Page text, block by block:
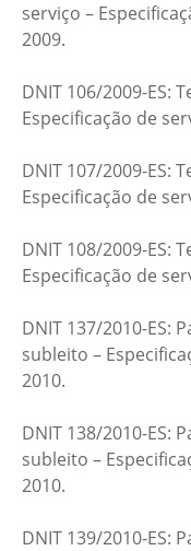
serviço –
2009.
DNIT 106/2009-ES:
Especificação de
DNIT 107/2009-ES:
Especificação de
DNIT 108/2009-ES:
Especificação de
DNIT 137/2010-ES:
subleito –
2010.
DNIT 138/2010-ES:
subleito –
2010.
DNIT 139/2010-ES: